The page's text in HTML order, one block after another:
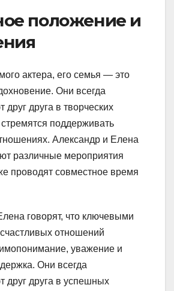
положение и
актера, его семья — это
Они всегда
друга в творческих
поддерживать
Александр и Елена
различные мероприятия
проводят совместное время
говорят, что ключевыми
отношений
уважение и
Они всегда
друг друга в успешных